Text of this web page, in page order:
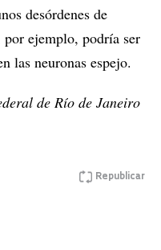
desórdenes de
ejemplo, podría ser
las neuronas espejo.
de Río de Janeiro
Republicar